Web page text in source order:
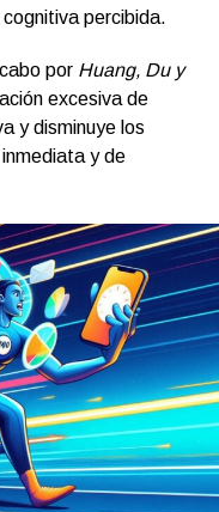
percibida.
por Huang, Du y
excesiva de
y disminuye los
y de